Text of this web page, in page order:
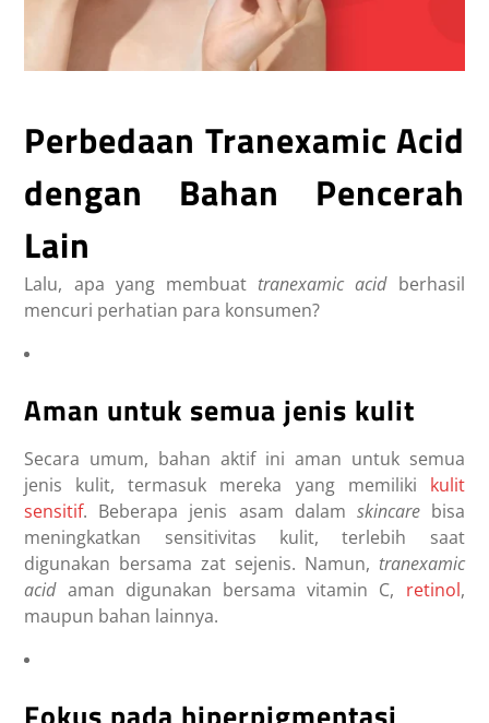
Perbedaan Tranexamic Acid
dengan Bahan Pencerah
Lain
Lalu, apa yang membuat tranexamic acid berhasil
mencuri perhatian para konsumen?
Aman untuk semua jenis kulit
Secara umum, bahan aktif ini aman untuk semua
jenis kulit, termasuk mereka yang memiliki kulit
sensitif. Beberapa jenis asam dalam skincare bisa
meningkatkan sensitivitas kulit, terlebih saat
digunakan bersama zat sejenis. Namun, tranexamic
acid aman digunakan bersama vitamin C, retinol,
maupun bahan lainnya.